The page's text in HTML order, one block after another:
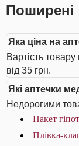
Поширені
Яка ціна на
Вартість
від 35 грн.
Які аптечки
Недорогими
Пакет
Плівка-